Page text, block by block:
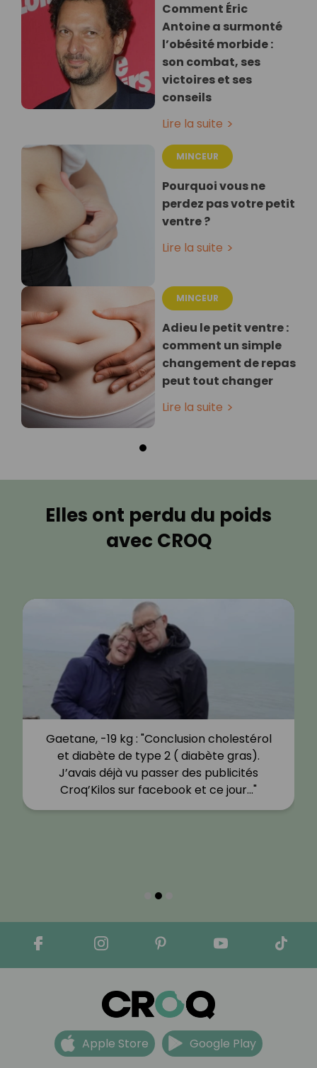
Comment Éric
Antoine a surmonté
l’obésité morbide :
son combat, ses
victoires et ses
conseils
Lire la suite
MINCEUR
Pourquoi vous ne
perdez pas votre petit
ventre ?
Lire la suite
MINCEUR
Adieu le petit ventre :
comment un simple
changement de repas
peut tout changer
Lire la suite
Elles ont perdu du poids
avec CROQ
Gaetane, -19 kg : "Conclusion cholestérol
et diabète de type 2 ( diabète gras).
J’avais déjà vu passer des publicités
Croq’Kilos sur facebook et ce jour…"
Apple Store Google Play